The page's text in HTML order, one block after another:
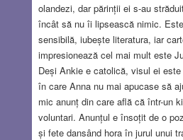
olandezi, dar părinții ei s-au
încât să nu îi lipsească nimic.
sensibilă, iubește literatura, iar
impresionează cel mai mult este
Deși Ankie e catolică, visul ei
în care Anna nu mai apucase să
mic anunț din care află că într-un
voluntari. Anunțul e însoțit de o
și fete dansând hora în jurul unui